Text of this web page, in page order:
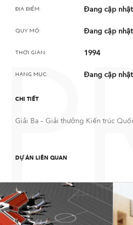
ĐỊA ĐIỂM: Đang cập
QUY MÔ: Đang cập
THỜI GIAN: 1994
HẠNG MỤC: Đang cập
CHI TIẾT
Giải Ba – Giải thưởng Kiến trúc
DỰ ÁN LIÊN QUAN